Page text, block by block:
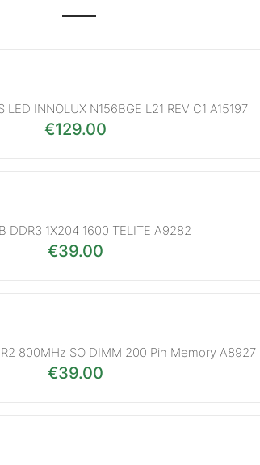
LED INNOLUX N156BGE L21 REV C1 A15197
€129.00
DDR3 1X204 1600 TELITE A9282
€39.00
800MHz SO DIMM 200 Pin Memory A8927
€39.00